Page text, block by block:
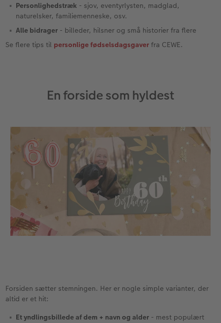
Personlighedstræk - sjov, eventyrlysten, madglad,
naturelsker, familiemenneske, osv.
Alle bidrager - billeder, hilsner og små historier fra flere
Se flere tips til personlige fødselsdagsgaver fra CEWE.
En forside som hyldest
Forsiden sætter stemningen. Her er nogle simple varianter, der
altid er et hit:
Et yndlingsbillede af dem + navn og alder - mest populært